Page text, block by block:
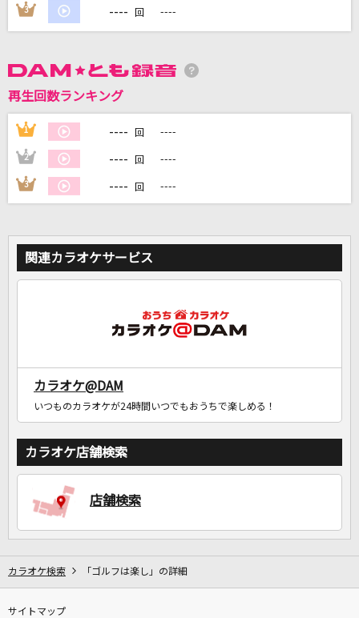
DAMの新曲・ランキングなど
DAMに会員登録・ログインして
カラオケをもっと楽しもう！
3 ---- 回 ----
再生回数ランキング
1 ---- 回 ----
2 ---- 回 ----
3 ---- 回 ----
関連カラオケサービス
カラオケ@DAM
いつものカラオケが24時間いつでもおうちで楽しめる！
カラオケ店舗検索
店舗検索
カラオケ検索 「ゴルフは楽し」の詳細
サイトマップ